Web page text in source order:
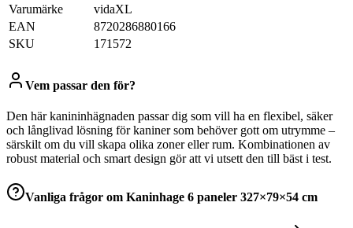
Varumärke
vidaXL
EAN
8720286880166
SKU
171572
Vem passar den för?
Den här kanininhägnaden passar dig som vill ha en flexibel, säker
och långlivad lösning för kaniner som behöver gott om utrymme –
särskilt om du vill skapa olika zoner eller rum. Kombinationen av
robust material och smart design gör att vi utsett den till bäst i test.
Vanliga frågor om Kaninhage 6 paneler 327×79×54 cm